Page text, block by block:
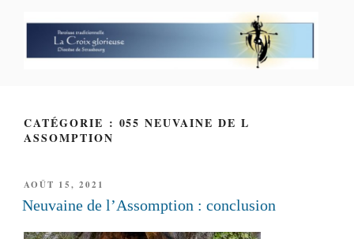
CATÉGORIE : 055 NEUVAINE DE L
ASSOMPTION
PUBLIÉ
LE
AOÛT 15, 2021
Neuvaine de l’Assomption : conclusion